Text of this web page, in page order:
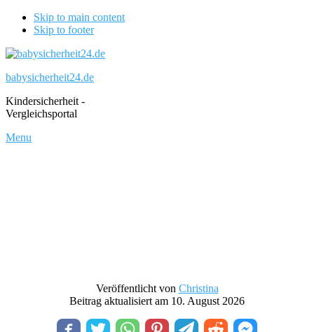
Skip to main content
Skip to footer
babysicherheit24.de
Kindersicherheit -
Vergleichsportal
Menu
Veröffentlicht von Christina
Beitrag aktualisiert am 10. August 2026